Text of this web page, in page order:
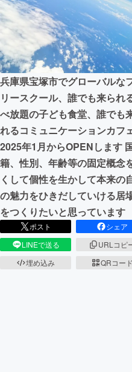
テクノロジー・ガ
映像・映画
ビジネス・起業
まちづくり・地域
CAMPFIRE for Social
CAMPFIREふるさと
兵庫県宝塚市でグローバルな
リースクール、誰でも来られ
べ放題の子ども食堂、誰でも
れるコミュニケーションカフ
2025年1月からOPENします
籍、性別、年齢等の固定概念
くして個性を生かして本来の
の魅力をひきだしていける居
をつくりたいと思っています
ポスト
シェア
LINEで送る
URLコピ
埋め込み
QRコード